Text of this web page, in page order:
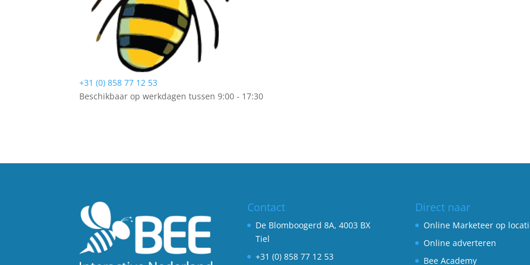
+31 (0) 858 77 12 53
Beschikbaar op werkdagen tussen 9:00 - 17:30
Contact
De Blomboogerd 8A, 4003 BX
Tiel
+31 (0) 858 77 12 53
Direct naar
Online Marketeer op
Online adverteren
Bee Academy